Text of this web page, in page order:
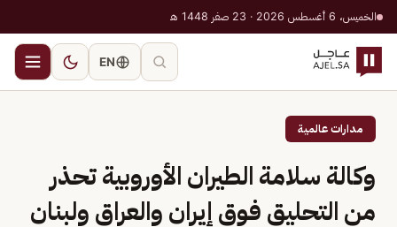
الخميس، 6 أغسطس 2026 · 23 صفر 1448 هـ
EN
مدارات عالمية
وكالة سلامة الطيران الأوروبية تحذر
من التحليق فوق إيران والعراق ولبنان